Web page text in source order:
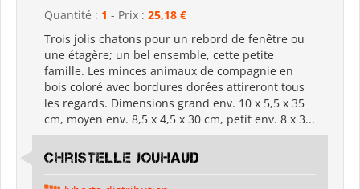
Quantité : 1 - Prix : 25,18 €
Trois jolis chatons pour un rebord de fenêtre ou
une étagère; un bel ensemble, cette petite
famille. Les minces animaux de compagnie en
bois coloré avec bordures dorées attireront tous
les regards. Dimensions grand env. 10 x 5,5 x 35
cm, moyen env. 8,5 x 4,5 x 30 cm, petit env. 8 x 3...
Christelle Jouhaud